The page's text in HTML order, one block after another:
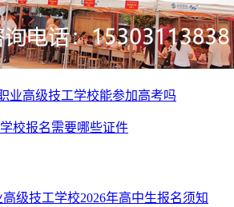
业高级技工学校能参加高考吗
校报名需要哪些证件
级技工学校2026年高中生报名须知